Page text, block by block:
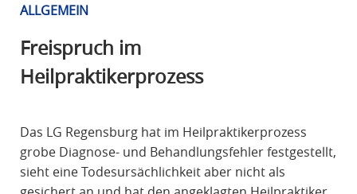
ALLGEMEIN
Freispruch im
Heilpraktikerprozess
Das LG Regensburg hat im Heilpraktikerprozess
grobe Diagnose- und Behandlungsfehler festgestellt,
sieht eine Todesursächlichkeit aber nicht als